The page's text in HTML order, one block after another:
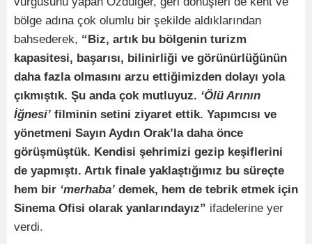
bölge adına çok olumlu bir şekilde aldıklarından
bahsederek, “Biz, artık bu bölgenin turizm
kapasitesi, başarısı, bilinirliği ve görünürlüğünün
daha fazla olmasını arzu ettiğimizden dolayı yola
çıkmıştık. Şu anda çok mutluyuz. ‘Ölü Arının
İğnesi’ filminin setini ziyaret ettik. Yapımcısı ve
yönetmeni Sayın Aydın Orak’la daha önce
görüşmüştük. Kendisi şehrimizi gezip keşiflerini
de yapmıştı. Artık finale yaklaştığımız bu süreçte
hem bir ‘merhaba’ demek, hem de tebrik etmek için
Sinema Ofisi olarak yanlarındayız” ifadelerine yer
verdi.